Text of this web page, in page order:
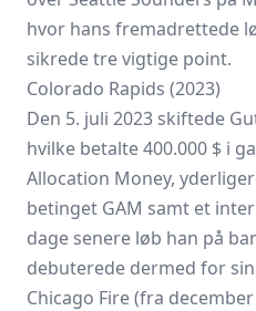
hvor hans fremadrettede
sikrede tre vigtige point.
Colorado Rapids (2023)
Den 5. juli 2023 skiftede
hvilke betalte 400.000 $ i
Allocation Money,
betinget GAM samt et
dage senere løb han på
debuterede dermed for
Chicago Fire (fra december